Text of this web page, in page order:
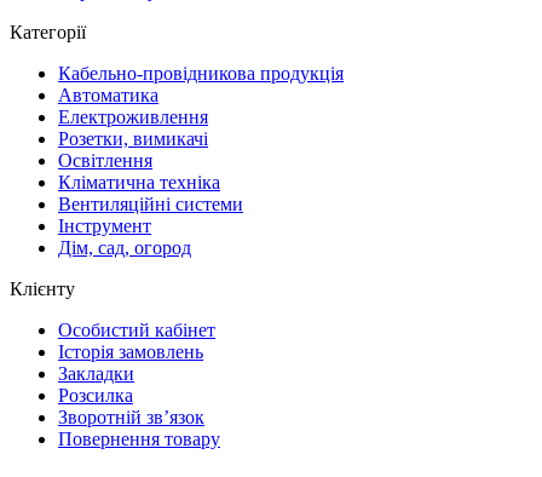
Категорії
Кабельно-провідникова продукція
Автоматика
Електроживлення
Розетки, вимикачі
Освітлення
Кліматична техніка
Вентиляційні системи
Інструмент
Дім, сад, огород
Клієнту
Особистий кабінет
Історія замовлень
Закладки
Розсилка
Зворотній зв’язок
Повернення товару